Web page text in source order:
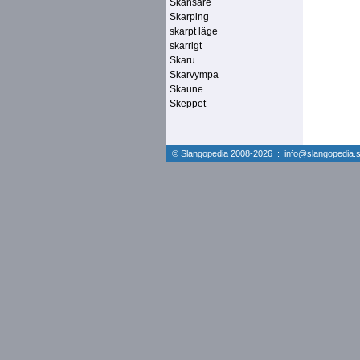
Skansare
Skarping
skarpt läge
skarrigt
Skaru
Skarvympa
Skaune
Skeppet
© Slangopedia 2008-2026 :